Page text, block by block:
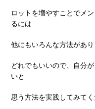
ロットを増やすことでメ
るには
他にもいろんな⽅法があり
どれでもいいので、⾃分
いと
思う⽅法を実践してみてく